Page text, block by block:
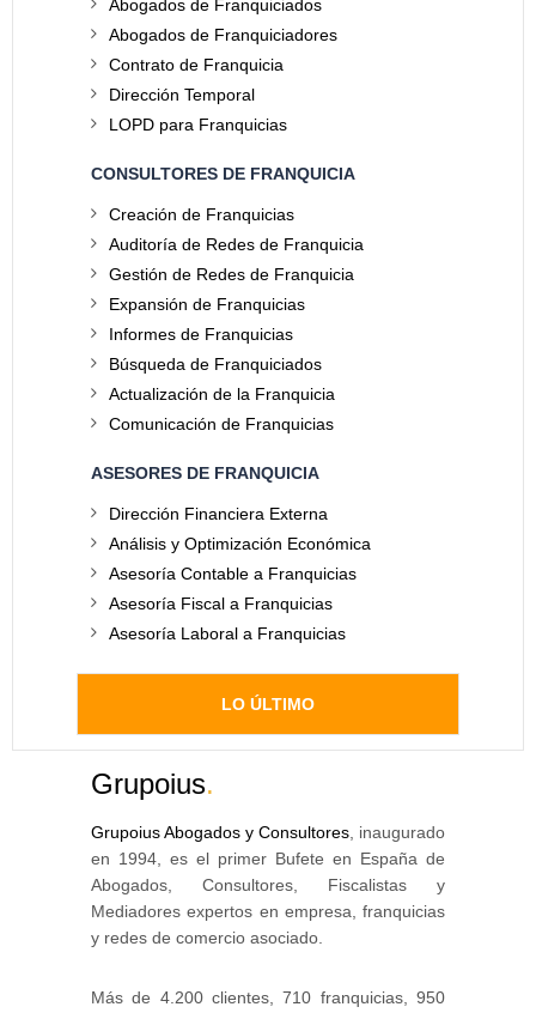
Abogados de Franquiciados
Abogados de Franquiciadores
Contrato de Franquicia
Dirección Temporal
LOPD para Franquicias
CONSULTORES DE FRANQUICIA
Creación de Franquicias
Auditoría de Redes de Franquicia
Gestión de Redes de Franquicia
Expansión de Franquicias
Informes de Franquicias
Búsqueda de Franquiciados
Actualización de la Franquicia
Comunicación de Franquicias
ASESORES DE FRANQUICIA
Dirección Financiera Externa
Análisis y Optimización Económica
Asesoría Contable a Franquicias
Asesoría Fiscal a Franquicias
Asesoría Laboral a Franquicias
LO ÚLTIMO
Grupoius.
Grupoius Abogados y Consultores , inaugurado
en 1994, es el primer Bufete en España de
Abogados, Consultores, Fiscalistas y
Mediadores expertos en empresa, franquicias
y redes de comercio asociado.
Más de 4.200 clientes, 710 franquicias, 950